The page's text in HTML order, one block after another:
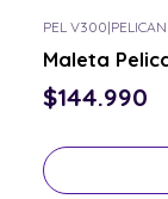
PEL V300|PELICAN
Maleta
$144.990